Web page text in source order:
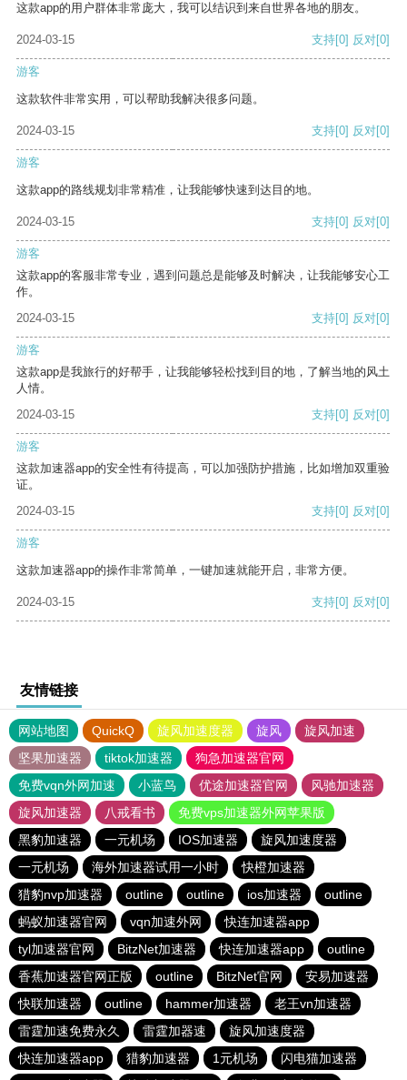
这款app的用户群体非常庞大，我可以结识到来自世界各地的朋友。
2024-03-15 支持[0] 反对[0]
游客
这款软件非常实用，可以帮助我解决很多问题。
2024-03-15 支持[0] 反对[0]
游客
这款app的路线规划非常精准，让我能够快速到达目的地。
2024-03-15 支持[0] 反对[0]
游客
这款app的客服非常专业，遇到问题总是能够及时解决，让我能够安心工
作。
2024-03-15
支持[0] 反对[0]
游客
这款app是我旅行的好帮手，让我能够轻松找到目的地，了解当地的风土
人情。
2024-03-15
支持[0] 反对[0]
游客
这款加速器app的安全性有待提高，可以加强防护措施，比如增加双重验
证。
2024-03-15
支持[0] 反对[0]
游客
这款加速器app的操作非常简单，一键加速就能开启，非常方便。
2024-03-15 支持[0] 反对[0]
友情链接
网站地图 QuickQ 旋风加速度器 旋风
旋风加速
坚果加速器
tiktok加速器
狗急加速器官网
免费vqn外网加速
小蓝鸟 优途加速器官网
风驰加速器
旋风加速器
八戒看书
免费vps加速器外网苹果版
黑豹加速器
一元机场 IOS加速器
旋风加速度器
一元机场
海外加速器试用一小时
快橙加速器
猎豹nvp加速器
outline outline ios加速器
outline
蚂蚁加速器官网
vqn加速外网
快连加速器app
tyl加速器官网
BitzNet加速器 快连加速器app
outline
香蕉加速器官网正版
outline BitzNet官网
安易加速器
快联加速器
outline hammer加速器
老王vn加速器
雷霆加速免费永久
雷霆加器速
旋风加速度器
快连加速器app
猎豹加速器 1元机场
闪电猫加速器